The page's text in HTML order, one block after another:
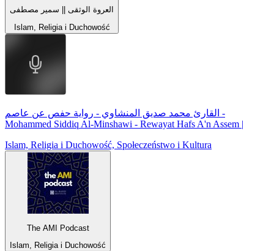
العروة الوثقى || سمير مصطفى
Islam, Religia i Duchowość
القارئ محمد صديق المنشاوي - رواية حفص عن عاصم -
Mohammed Siddiq Al-Minshawi - Rewayat Hafs A'n Assem |
Islam, Religia i Duchowość, Społeczeństwo i Kultura
The AMI Podcast
Islam, Religia i Duchowość